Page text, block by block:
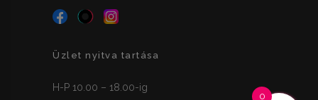
Üzlet nyitva tartása
H-P 10.00 – 18.00-ig
0